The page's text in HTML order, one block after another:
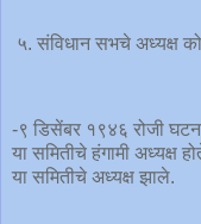
५. संविधान सभचे अध्यक्ष
-९ डिसेंबर १९४६ रोजी
या समितीचे हंगामी अध्यक्ष
या समितीचे अध्यक्ष झाले.